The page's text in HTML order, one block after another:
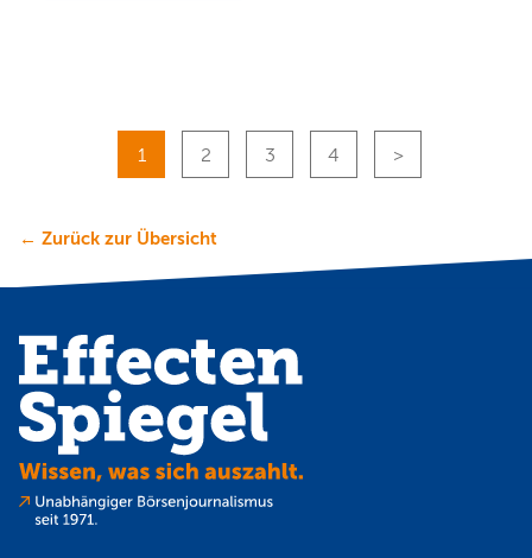
1 2 3 4
← Zurück zur Übersicht